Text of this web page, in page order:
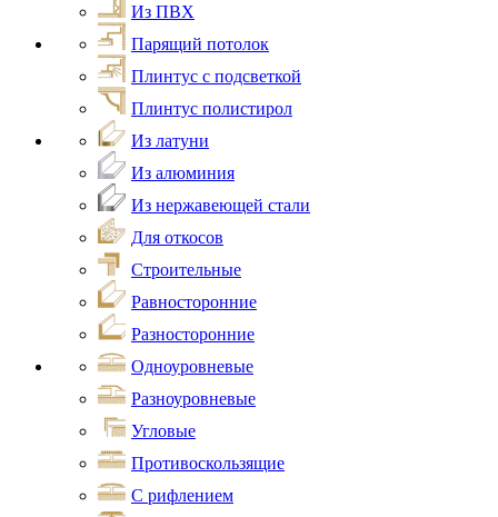
Из ПВХ
Парящий потолок
Плинтус с подсветкой
Плинтус полистирол
Из латуни
Из алюминия
Из нержавеющей стали
Для откосов
Строительные
Равносторонние
Разносторонние
Одноуровневые
Разноуровневые
Угловые
Противоскользящие
С рифлением